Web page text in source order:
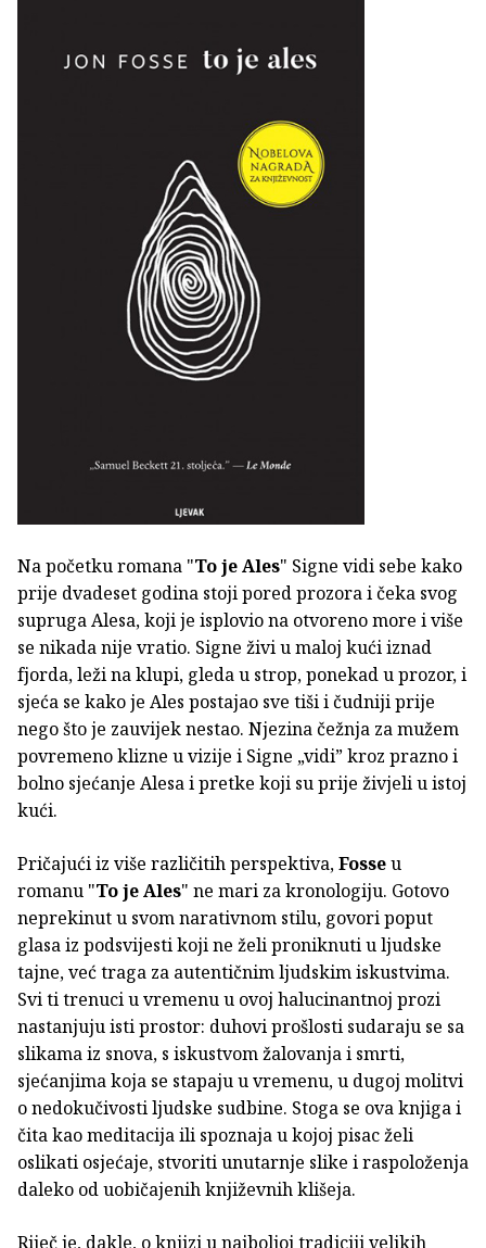
Na početku romana "To je Ales" Signe vidi sebe kako
prije dvadeset godina stoji pored prozora i čeka svog
supruga Alesa, koji je isplovio na otvoreno more i više
se nikada nije vratio. Signe živi u maloj kući iznad
fjorda, leži na klupi, gleda u strop, ponekad u prozor, i
sjeća se kako je Ales postajao sve tiši i čudniji prije
nego što je zauvijek nestao. Njezina čežnja za mužem
povremeno klizne u vizije i Signe „vidi” kroz prazno i
bolno sjećanje Alesa i pretke koji su prije živjeli u istoj
kući.
Pričajući iz više različitih perspektiva,Fosseu
romanu "To je Ales" ne mari za kronologiju. Gotovo
neprekinut u svom narativnom stilu, govori poput
glasa iz podsvijesti koji ne želi proniknuti u ljudske
tajne, već traga za autentičnim ljudskim iskustvima.
Svi ti trenuci u vremenu u ovoj halucinantnoj prozi
nastanjuju isti prostor: duhovi prošlosti sudaraju se sa
slikama iz snova, s iskustvom žalovanja i smrti,
sjećanjima koja se stapaju u vremenu, u dugoj molitvi
o nedokučivosti ljudske sudbine. Stoga se ova knjiga i
čita kao meditacija ili spoznaja u kojoj pisac želi
oslikati osjećaje, stvoriti unutarnje slike i raspoloženja
daleko od uobičajenih književnih klišeja.
Riječ je, dakle, o knjizi u najboljoj tradiciji velikih